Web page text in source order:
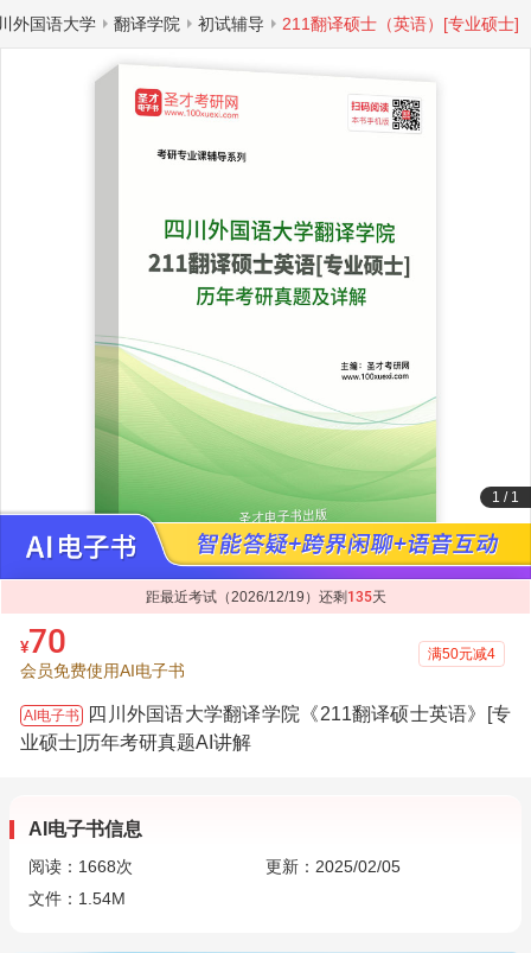
外国语大学 翻译学院 初试辅导 211翻译硕士（英语）[专业硕士]
1 / 1
距最近考试（2026/12/19）还剩 135天
¥70
会员免费使用AI电子书
满50元减4
AI电子书
四川外国语大学翻译学院《211翻译硕士英语》[专
业硕士]历年考研真题AI讲解
AI电子书信息
阅读： 1668次
更新：2025/02/05
文件：1.54M